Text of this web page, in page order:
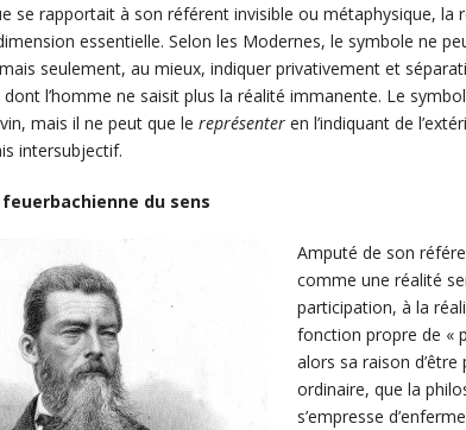
se rapportait à son référent invisible ou métaphysique, la
essentielle. Selon les Modernes, le symbole ne
seulement, au mieux, indiquer privativement et
l’homme ne saisit plus la réalité immanente. Le
mais il ne peut que le représenter en l’indiquant de
intersubjectif.
du sens
Amputé de son
comme une réalité
participation, à la
fonction propre de «
alors sa raison d’être
ordinaire, que la
s’empresse